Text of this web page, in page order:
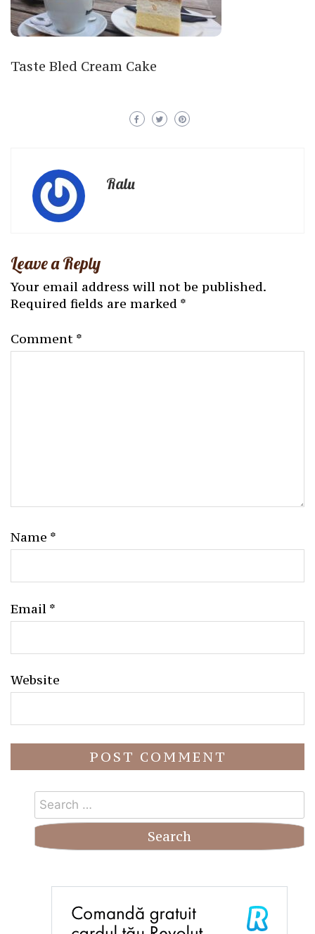
Taste Bled Cream Cake
Ralu
Leave a Reply
Your email address will not be published.
Required fields are marked *
Comment *
Name *
Email *
Website
Search
for: